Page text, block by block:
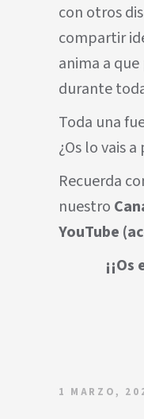
con otros
compartir
anima a
durante
Toda una
¿Os lo vais
Recuerda
nuestro
YouTube
1 MARZO,